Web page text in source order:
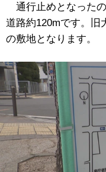
通行止めとなった
道路約120mです。旧
の敷地となります。